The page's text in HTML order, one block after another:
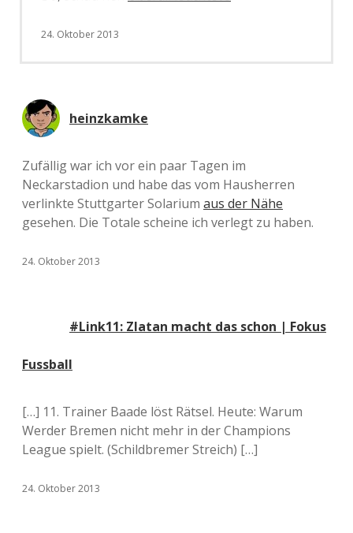
24. Oktober 2013
heinzkamke
Zufällig war ich vor ein paar Tagen im
Neckarstadion und habe das vom Hausherren
verlinkte Stuttgarter Solarium aus der Nähe
gesehen. Die Totale scheine ich verlegt zu haben.
24. Oktober 2013
#Link11: Zlatan macht das schon | Fokus
Fussball
[…] 11. Trainer Baade löst Rätsel. Heute: Warum
Werder Bremen nicht mehr in der Champions
League spielt. (Schildbremer Streich) […]
24. Oktober 2013